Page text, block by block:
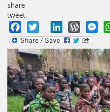
share
tweet
Facebook
Twitter LinkedIn